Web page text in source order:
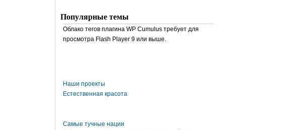
Популярные темы
Облако тегов плагина WP Cumulus требует для
просмотра Flash Player 9 или выше.
Наши проекты
Естественная красота
Самые тучные нации